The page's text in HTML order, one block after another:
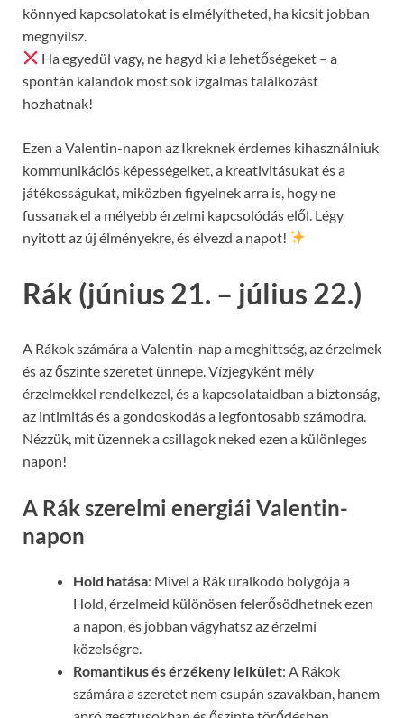
könnyed kapcsolatokat is elmélyítheted, ha kicsit jobban
megnyílsz.
Ha egyedül vagy, ne hagyd ki a lehetőségeket – a
spontán kalandok most sok izgalmas találkozást
hozhatnak!
Ezen a Valentin-napon az Ikreknek érdemes kihasználniuk
kommunikációs képességeiket, a kreativitásukat és a
játékosságukat, miközben figyelnek arra is, hogy ne
fussanak el a mélyebb érzelmi kapcsolódás elől. Légy
nyitott az új élményekre, és élvezd a napot!
Rák (június 21. – július 22.)
A Rákok számára a Valentin-nap a meghittség, az érzelmek
és az őszinte szeretet ünnepe. Vízjegyként mély
érzelmekkel rendelkezel, és a kapcsolataidban a biztonság,
az intimitás és a gondoskodás a legfontosabb számodra.
Nézzük, mit üzennek a csillagok neked ezen a különleges
napon!
A Rák szerelmi energiái Valentin-
napon
Hold hatása: Mivel a Rák uralkodó bolygója a
Hold, érzelmeid különösen felerősödhetnek ezen
a napon, és jobban vágyhatsz az érzelmi
közelségre.
Romantikus és érzékeny lelkület: A Rákok
számára a szeretet nem csupán szavakban, hanem